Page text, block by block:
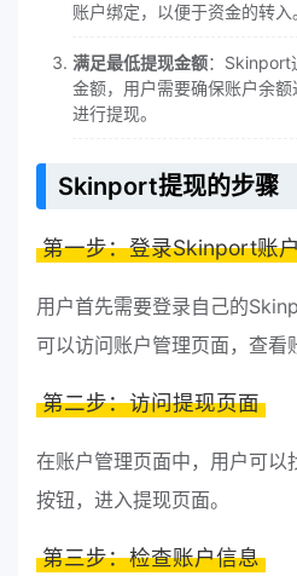
账户绑定，以便于资金的转入
满足最低提现金额：Skinport
金额，用户需要确保账户余
进行提现。
Skinport提现的步骤
第一步：登录Skinport账
用户首先需要登录自己的
可以访问账户管理页面，查看
第二步：访问提现页面
在账户管理页面中，用户可以
按钮，进入提现页面。
第三步：检查账户信息